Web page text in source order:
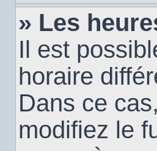
» Les
Il est
horaire
Dans ce
modifiez le